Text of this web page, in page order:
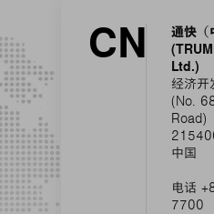
CN
通快（
Ltd.)
经济开
(No.
Road)
中国
电话
7700